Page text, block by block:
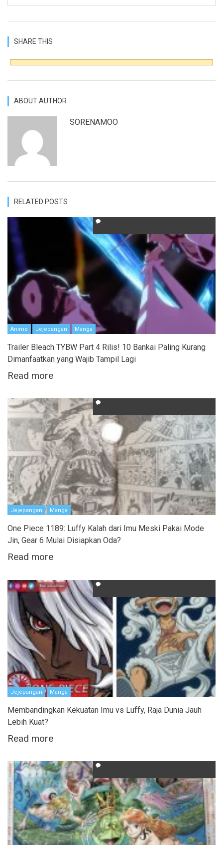
SHARE THIS
ABOUT AUTHOR
SORENAMOO
RELATED POSTS
Anime Jejepangan Manga
Trailer Bleach TYBW Part 4 Rilis! 10 Bankai Paling Kurang
Dimanfaatkan yang Wajib Tampil Lagi
Read more
Jejepangan Manga
One Piece 1189: Luffy Kalah dari Imu Meski Pakai Mode
Jin, Gear 6 Mulai Disiapkan Oda?
Read more
Jejepangan Manga
Membandingkan Kekuatan Imu vs Luffy, Raja Dunia Jauh
Lebih Kuat?
Read more